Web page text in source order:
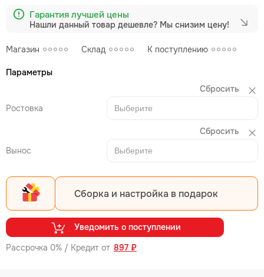
Магазин Склад К поступлению
Гарантия лучшей цены
Нашли данный товар дешевле? Мы снизим цену!
Рассрочка 0% / Кредит от 897 ₽
Параметры
Сбросить
Ростовка
Выберите
Сбросить
Вынос
Выберите
Сборка и настройка в подарок
Уведомить о поступлении